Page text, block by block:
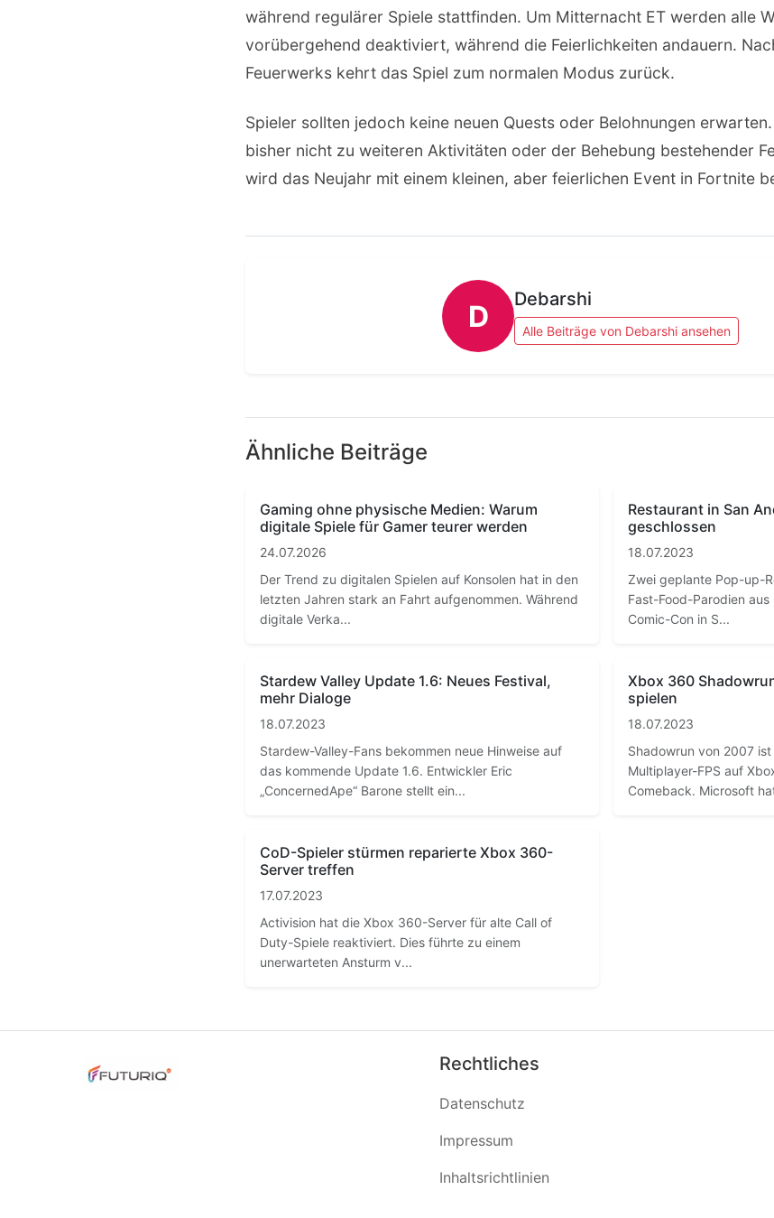
während regulärer Spiele stattfinden. Um Mitternacht ET werden alle
vorübergehend deaktiviert, während die Feierlichkeiten andauern.
Feuerwerks kehrt das Spiel zum normalen Modus zurück.
Spieler sollten jedoch keine neuen Quests oder Belohnungen
bisher nicht zu weiteren Aktivitäten oder der Behebung bestehender
wird das Neujahr mit einem kleinen, aber feierlichen Event in Fortnite
D Debarshi
Alle Beiträge von Debarshi ansehen
Ähnliche Beiträge
Gaming ohne physische Medien: Warum
digitale Spiele für Gamer teurer werden
24.07.2026
Der Trend zu digitalen Spielen auf Konsolen hat in den
letzten Jahren stark an Fahrt aufgenommen. Während
digitale Verka...
Restaurant in San
geschlossen
18.07.2023
Zwei geplante Pop-up-
Fast-Food-Parodien
Comic-Con in S...
Stardew Valley Update 1.6: Neues Festival,
mehr Dialoge
18.07.2023
Stardew-Valley-Fans bekommen neue Hinweise auf
das kommende Update 1.6. Entwickler Eric
„ConcernedApe“ Barone stellt ein...
Xbox 360
spielen
18.07.2023
Shadowrun von 2007
Multiplayer-FPS auf
Comeback. Microsoft
CoD-Spieler stürmen reparierte Xbox 360-
Server treffen
17.07.2023
Activision hat die Xbox 360-Server für alte Call of
Duty-Spiele reaktiviert. Dies führte zu einem
unerwarteten Ansturm v...
Rechtliches
Datenschutz
Impressum
Inhaltsrichtlinien